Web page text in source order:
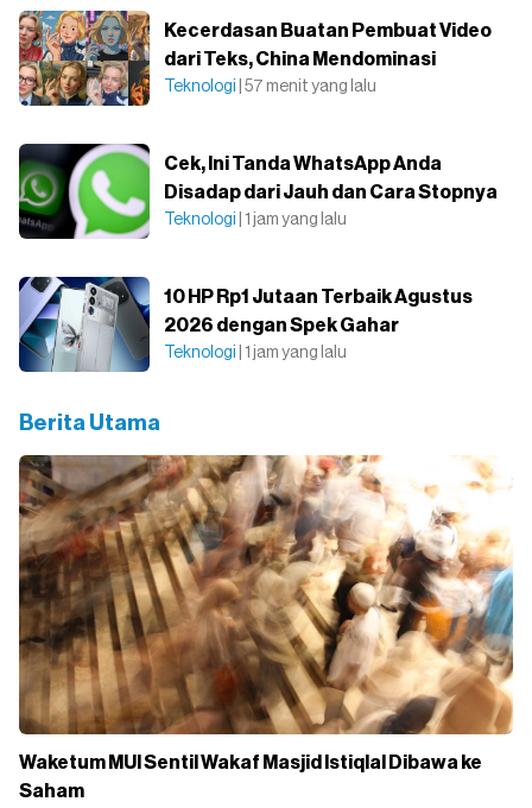
Kecerdasan Buatan Pembuat Video
dari Teks, China Mendominasi
Teknologi | 57 menit yang lalu
Cek, Ini Tanda WhatsApp Anda
Disadap dari Jauh dan Cara Stopnya
Teknologi | 1 jam yang lalu
10 HP Rp1 Jutaan Terbaik Agustus
2026 dengan Spek Gahar
Teknologi | 1 jam yang lalu
Berita Utama
Waketum MUI Sentil Wakaf Masjid Istiqlal Dibawa ke
Saham